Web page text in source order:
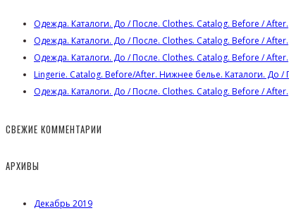
Одежда. Каталоги. До / После. Clothes. Catalog. Before / After.
Одежда. Каталоги. До / После. Clothes. Catalog. Before / After.
Одежда. Каталоги. До / После. Clothes. Catalog. Before / After.
Lingerie. Catalog. Before/After. Нижнее белье. Каталоги. До /
Одежда. Каталоги. До / После. Clothes. Catalog. Before / After.
СВЕЖИЕ КОММЕНТАРИИ
АРХИВЫ
Декабрь 2019